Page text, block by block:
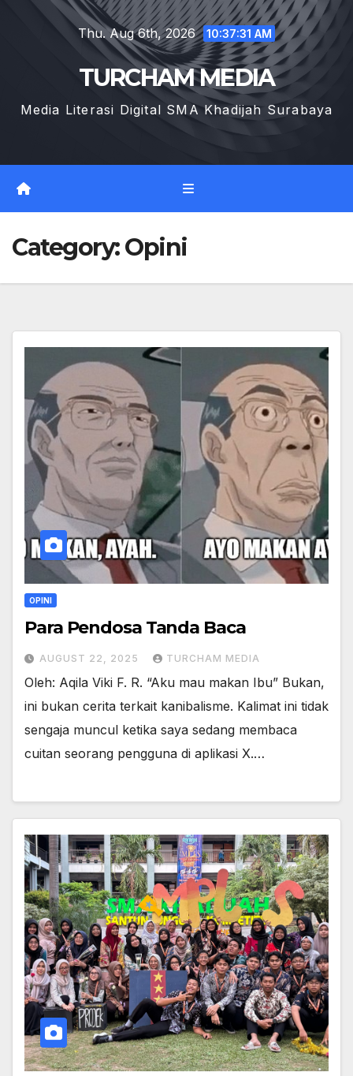
Thu. Aug 6th, 2026 10:37:33 AM
TURCHAM MEDIA
Media Literasi Digital SMA Khadijah Surabaya
Category:Opini
OPINI
Para Pendosa Tanda Baca
AUGUST 22, 2025 TURCHAM MEDIA
Oleh: Aqila Viki F. R. “Aku mau makan Ibu” Bukan,
ini bukan cerita terkait kanibalisme. Kalimat ini tidak
sengaja muncul ketika saya sedang membaca
cuitan seorang pengguna di aplikasi X.…